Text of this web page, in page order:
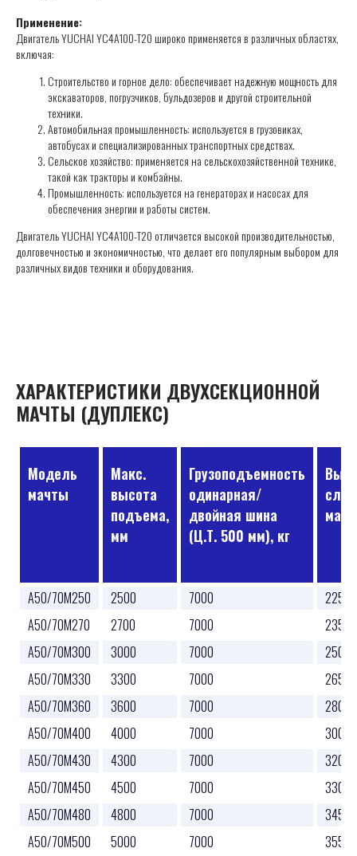
Применение:
Двигатель YUCHAI YC4A100-T20 широко применяется в различных областях,
включая:
Строительство и горное дело: обеспечивает надежную мощность для
экскаваторов, погрузчиков, бульдозеров и другой строительной
техники.
Автомобильная промышленность: используется в грузовиках,
автобусах и специализированных транспортных средствах.
Сельское хозяйство: применяется на сельскохозяйственной технике,
такой как тракторы и комбайны.
Промышленность: используется на генераторах и насосах для
обеспечения энергии и работы систем.
Двигатель YUCHAI YC4A100-T20 отличается высокой производительностью,
долговечностью и экономичностью, что делает его популярным выбором для
различных видов техники и оборудования.
ХАРАКТЕРИСТИКИ ДВУХСЕКЦИОННОЙ
МАЧТЫ (ДУПЛЕКС)
Модель
мачты
Макс.
высота
подъема,
мм
Грузоподъемность
одинарная/
двойная шина
(Ц.Т. 500 мм), кг
A50/70M250 2500 7000
2250
A50/70M270
2700 7000
2350
A50/70M300
3000 7000
2500
A50/70M330
3300 7000
2650
A50/70M360
3600 7000
2800
A50/70M400
4000 7000
3000
A50/70M430
4300 7000
3200
A50/70M450
4500 7000
3300
A50/70M480
4800 7000
3450
A50/70M500
5000 7000
3550